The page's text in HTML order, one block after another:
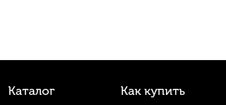
Каталог Как купить